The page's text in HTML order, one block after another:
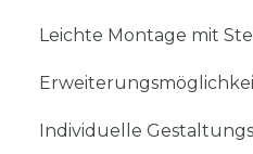
Leichte Montage mit
Individuelle